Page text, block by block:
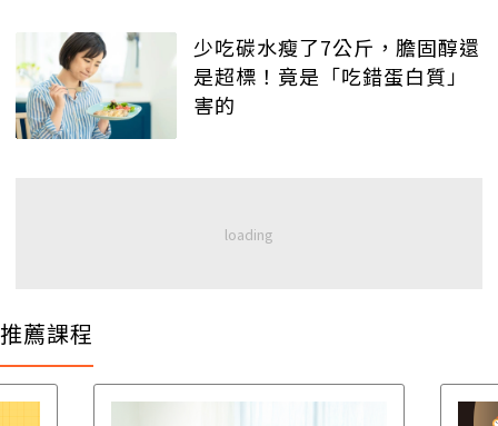
少吃碳水瘦了7公斤，膽固醇還
是超標！竟是「吃錯蛋白質」
害的
推薦課程